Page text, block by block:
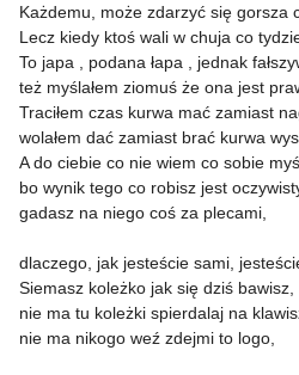
Każdemu, może zdarzyć się gorsza
Lecz kiedy ktoś wali w chuja co
To japa , podana łapa , jednak
też myślałem ziomuś że ona jest
Traciłem czas kurwa mać zamiast
wolałem dać zamiast brać kurwa
A do ciebie co nie wiem co sobie
bo wynik tego co robisz jest
gadasz na niego coś za plecami,
dlaczego, jak jesteście sami,
Siemasz koleżko jak się dziś bawisz,
nie ma tu koleżki spierdalaj na
nie ma nikogo weź zdejmi to logo,